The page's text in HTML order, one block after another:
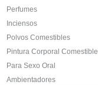
Perfumes
Inciensos
Polvos Comestibles
Pintura Corporal Comestible
Para Sexo Oral
Ambientadores